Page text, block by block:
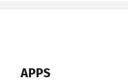
APPS